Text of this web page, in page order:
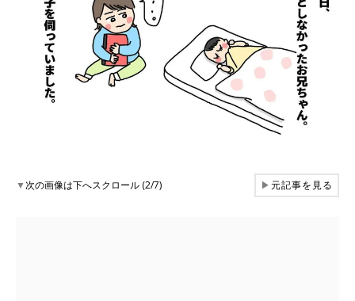
▼次の画像は下へスクロール (2/7) ▶元記事を見る